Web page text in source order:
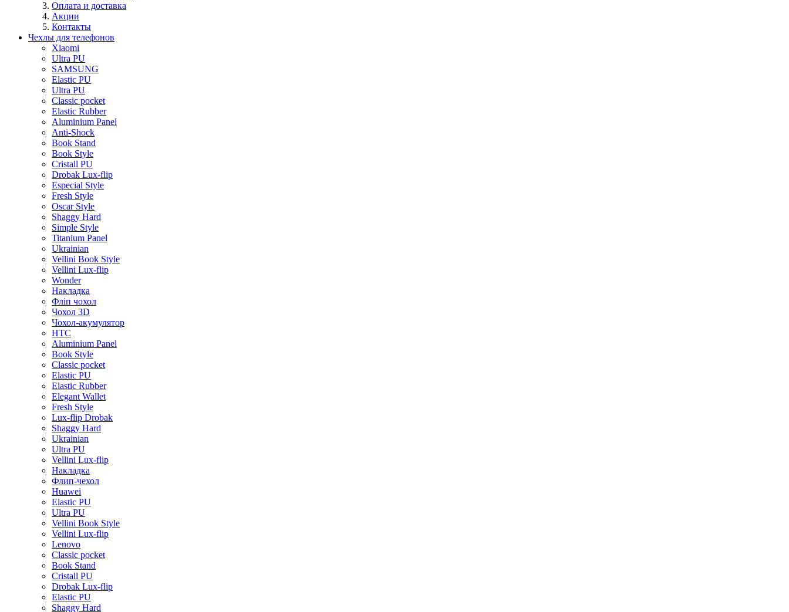
Оплата и доставка
Акции
Контакты
Чехлы для телефонов
Xiaomi
Ultra PU
SAMSUNG
Elastic PU
Ultra PU
Classic pocket
Elastic Rubber
Aluminium Panel
Anti-Shock
Book Stand
Book Style
Cristall PU
Drobak Lux-flip
Especial Style
Fresh Style
Oscar Style
Shaggy Hard
Simple Style
Titanium Panel
Ukrainian
Vellini Book Style
Vellini Lux-flip
Wonder
Накладка
Фліп чохол
Чохол 3D
Чохол-акумулятор
HTC
Aluminium Panel
Book Style
Classic pocket
Elastic PU
Elastic Rubber
Elegant Wallet
Fresh Style
Lux-flip Drobak
Shaggy Hard
Ukrainian
Ultra PU
Vellini Lux-flip
Накладка
Флип-чехол
Huawei
Elastic PU
Ultra PU
Vellini Book Style
Vellini Lux-flip
Lenovo
Classic pocket
Book Stand
Cristall PU
Drobak Lux-flip
Elastic PU
Shaggy Hard